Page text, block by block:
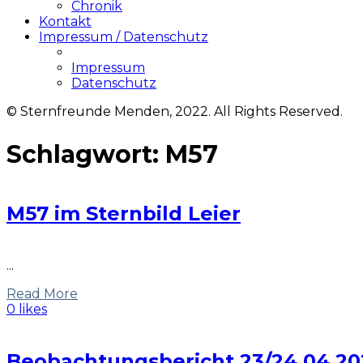
Chronik
Kontakt
Impressum / Datenschutz
Impressum
Datenschutz
© Sternfreunde Menden, 2022. All Rights Reserved.
Schlagwort: M57
M57 im Sternbild Leier
...
Read More
0 likes